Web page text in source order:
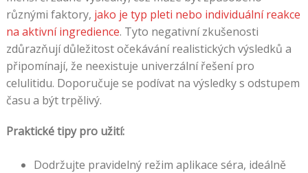
různými faktory, jako je typ pleti nebo individuální reakce
na aktivní ingredience. Tyto negativní zkušenosti
zdůrazňují důležitost očekávání realistických výsledků a
připomínají, že neexistuje univerzální řešení pro
celulitidu. Doporučuje se podívat na výsledky s odstupem
času a být trpělivý.
Praktické tipy pro užití:
Dodržujte pravidelný režim aplikace séra, ideálně